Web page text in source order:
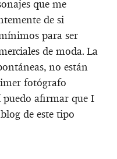
que me
de si
para ser
de moda. La
no están
fotógrafo
puedo afirmar que I
de este tipo